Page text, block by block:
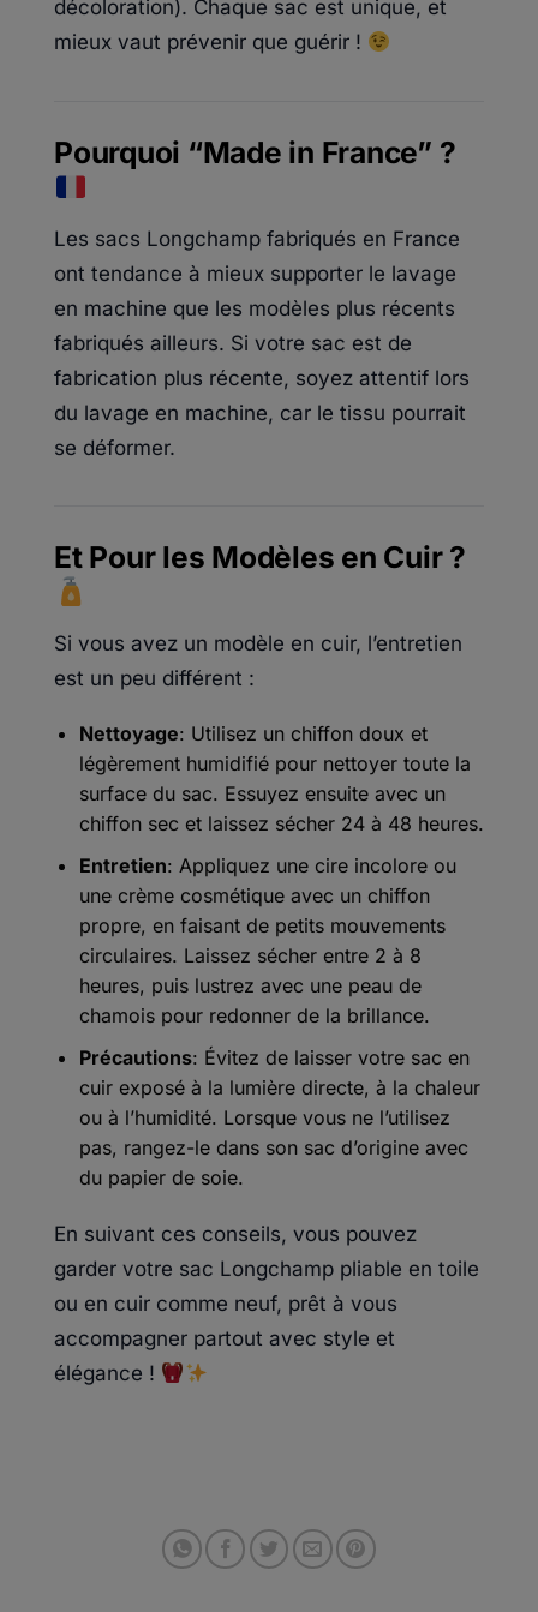
décoloration). Chaque sac est unique, et
mieux vaut prévenir que guérir !
Pourquoi “Made in France” ?
Les sacs Longchamp fabriqués en France
ont tendance à mieux supporter le lavage
en machine que les modèles plus récents
fabriqués ailleurs. Si votre sac est de
fabrication plus récente, soyez attentif lors
du lavage en machine, car le tissu pourrait
se déformer.
Et Pour les Modèles en Cuir ?
Si vous avez un modèle en cuir, l’entretien
est un peu différent :
Nettoyage: Utilisez un chiffon doux et
légèrement humidifié pour nettoyer toute la
surface du sac. Essuyez ensuite avec un
chiffon sec et laissez sécher 24 à 48 heures.
Entretien: Appliquez une cire incolore ou
une crème cosmétique avec un chiffon
propre, en faisant de petits mouvements
circulaires. Laissez sécher entre 2 à 8
heures, puis lustrez avec une peau de
chamois pour redonner de la brillance.
Précautions: Évitez de laisser votre sac en
cuir exposé à la lumière directe, à la chaleur
ou à l’humidité. Lorsque vous ne l’utilisez
pas, rangez-le dans son sac d’origine avec
du papier de soie.
En suivant ces conseils, vous pouvez
garder votre sac Longchamp pliable en toile
ou en cuir comme neuf, prêt à vous
accompagner partout avec style et
élégance !